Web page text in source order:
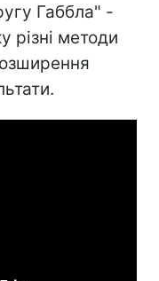
Габбла" -
різні методи